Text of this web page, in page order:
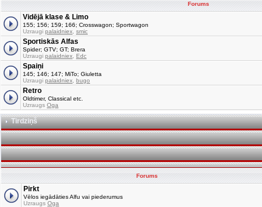
Forums
Vidējā klase & Limo
155; 156; 159; 166; Crosswagon; Sportwagon
Uzraugi palaidniex smic
Sportiskās Alfas
Spider; GTV; GT; Brera
Uzraugi palaidniex Edc
Spaiņi
145; 146; 147; MiTo; Giuletta
Uzraugi palaidniex bugo
Retro
Oldtimer, Classical etc.
Uzraugs Oga
Tirdziņš
Forums
Pirkt
Vēlos iegādāties Alfu vai piederumus
Uzraugs Oga